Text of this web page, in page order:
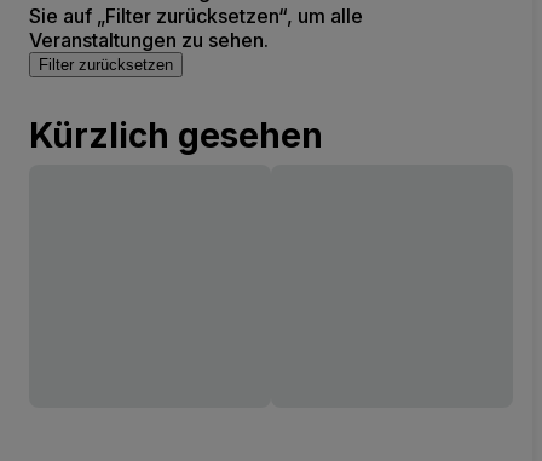
Sie auf „Filter zurücksetzen“, um alle
Veranstaltungen zu sehen.
Filter zurücksetzen
Kürzlich gesehen